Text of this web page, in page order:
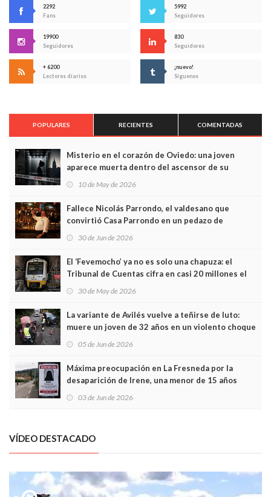
2292
Fans
5992
Seguidores
19900
Seguidores
830
Seguidores
+ 6200
Lectores diarios
¡nuevo!
Síguenos
POPULARES RECIENTES COMENTADAS
Misterio en el corazón de Oviedo: una joven
aparece muerta dentro del ascensor de su
edificio y las cámaras captan sus últimos minutos
10 de May de 2026
Fallece Nicolás Parrondo, el valdesano que
convirtió Casa Parrondo en un pedazo de
Asturias en Madrid
30 de Jun de 2026
El ‘Fevemocho’ ya no es solo una chapuza: el
Tribunal de Cuentas cifra en casi 20 millones el
sobrecoste de los trenes que no cabían por los
30 de May de 2026
La variante de Avilés vuelve a teñirse de luto:
muere un joven de 32 años en un violento choque
frontal
05 de Jun de 2026
Máxima preocupación en La Fresneda por la
desaparición de Irene, una menor de 15 años
03 de Jun de 2026
VÍDEO DESTACADO